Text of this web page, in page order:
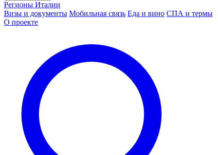
Регионы Италии
Визы и документы Мобильная связь Еда и вино СПА и термы
О проекте